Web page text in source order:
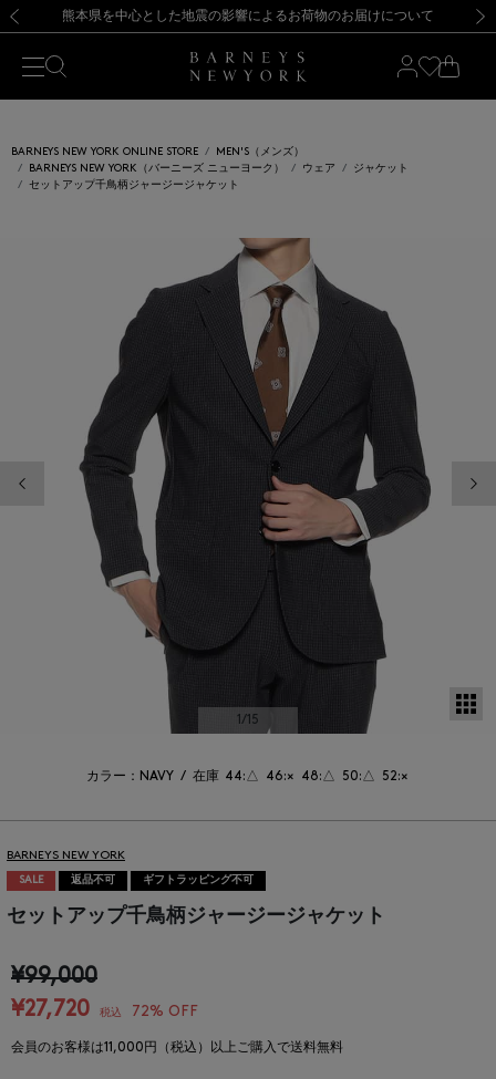
新規登録のお客様も対象！＜MY BARNEYS＞会員のお客様は11,000円（税込）以上のお買上げで常時送料無料！お買い物の際は会員登録を！
【夏季休業に伴う返品・交換承り一時停止のお知らせ】（2026.8.5）
熊本県を中心とした地震の影響によるお荷物のお届けについて
【開催中】SUMMER SALEのご案内・ご注意事項 新規登録のお客様も対象！＜MY BARNEYS＞会員のお客様は11,000円（税込）以上のお買上げで常時送料無料！お買い物の際は会員登録を！
【夏季休業に伴う返品・交換承り一時停止のお知らせ】（2026.8.5）
BARNEYS NEW YORK ONLINE STORE
MEN'S（メンズ）
BARNEYS NEW YORK（バーニーズ ニューヨーク）
ウェア
ジャケット
セットアップ千鳥柄ジャージージャケット
1/15
カラー：NAVY / 在庫 44:△ 46:× 48:△ 50:△ 52:×
BARNEYS NEW YORK
SALE 返品不可 ギフトラッピング不可
セットアップ千鳥柄ジャージージャケット
¥99,000
¥27,720
税込 72% OFF
会員のお客様は11,000円（税込）以上ご購入で送料無料